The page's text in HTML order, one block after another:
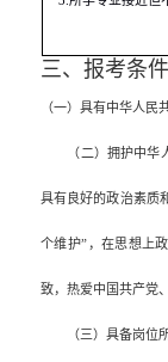
三、报考条件
（一）具有中华人民
（二）拥护中华人
具有良好的政治素质
个维护”，在思想上
致，热爱中国共产党
（三）具备岗位所